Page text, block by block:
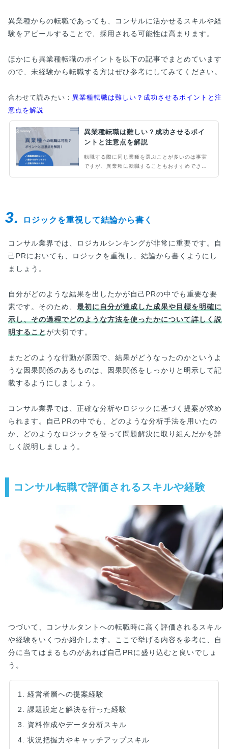
異業種からの転職であっても、コンサルに活かせるスキルや経
験をアピールすることで、採用される可能性は高まります。
ほかにも異業種転職のポイントを以下の記事でまとめています
ので、未経験から転職する方はぜひ参考にしてみてください。
合わせて読みたい： 異業種転職は難しい？成功させるポイントと注
意点を解説
異業種転職は難しい？成功させるポイ
ントと注意点を解説
転職する際に同じ業種を選ぶことが多いのは事実
ですが、異業種に転職することもおすすめできる
ってくるので、あわせて解説していきます。
3. ロジックを重視して結論から書く
コンサル業界では、ロジカルシンキングが非常に重要です。自
己PRにおいても、ロジックを重視し、結論から書くようにし
ましょう。
自分がどのような結果を出したかが自己PRの中でも重要な要
素です。そのため、 最初に自分が達成した成果や目標を明確に
示し、その過程でどのような方法を使ったかについて詳しく説
明することが大切です。
またどのような行動が原因で、結果がどうなったのかというよ
うな因果関係のあるものは、因果関係をしっかりと明示して記
載するようにしましょう。
コンサル業界では、正確な分析やロジックに基づく提案が求め
られます。自己PRの中でも、どのような分析手法を用いたの
か、どのようなロジックを使って問題解決に取り組んだかを詳
しく説明しましょう。
コンサル転職で評価されるスキルや経験
つづいて、コンサルタントへの転職時に高く評価されるスキル
や経験をいくつか紹介します。ここで挙げる内容を参考に、自
分に当てはまるものがあれば自己PRに盛り込むと良いでしょ
う。
1. 経営者層への提案経験
2. 課題設定と解決を行った経験
3. 資料作成やデータ分析スキル
4. 状況把握力やキャッチアップスキル